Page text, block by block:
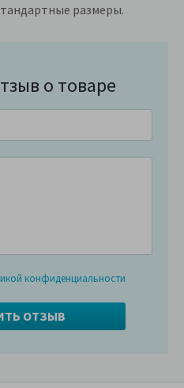
размеры.
о товаре
конфиденциальности